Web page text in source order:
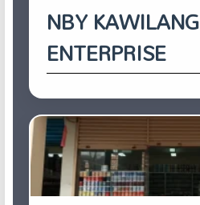
NBY KAWILANG
ENTERPRISE